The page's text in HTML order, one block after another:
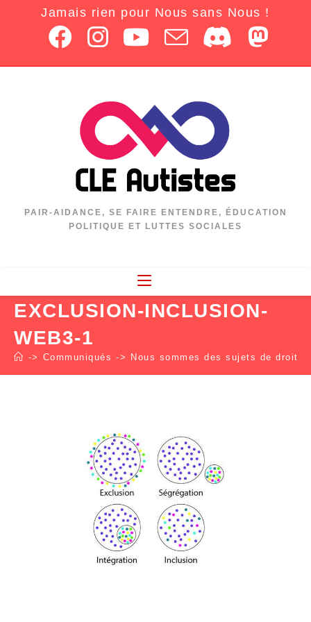
Jamais rien pour Nous sans Nous !
PAIR-AIDANCE, SE FAIRE ENTENDRE, ÉDUCATION
POLITIQUE ET LUTTES SOCIALES
EXCLUSION-INCLUSION-
WEB3-1
-> Communiqués -> Nous sommes des sujets de droit